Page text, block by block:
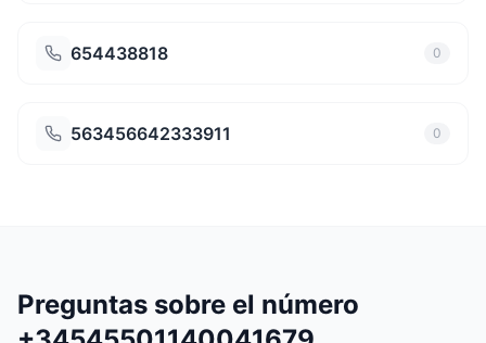
654438818 0
563456642333911 0
Preguntas sobre el número